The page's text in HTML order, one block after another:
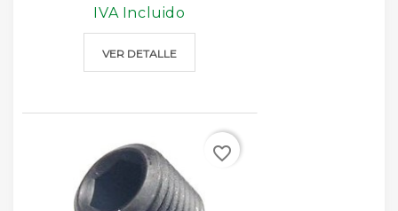
IVA Incluido
VER DETALLE
favorite_border